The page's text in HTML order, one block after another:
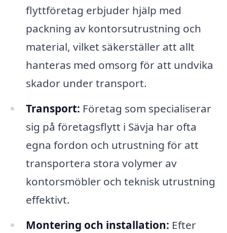
flyttföretag erbjuder hjälp med
packning av kontorsutrustning och
material, vilket säkerställer att allt
hanteras med omsorg för att undvika
skador under transport.
Transport: Företag som specialiserar
sig på företagsflytt i Sävja har ofta
egna fordon och utrustning för att
transportera stora volymer av
kontorsmöbler och teknisk utrustning
effektivt.
Montering och installation: Efter